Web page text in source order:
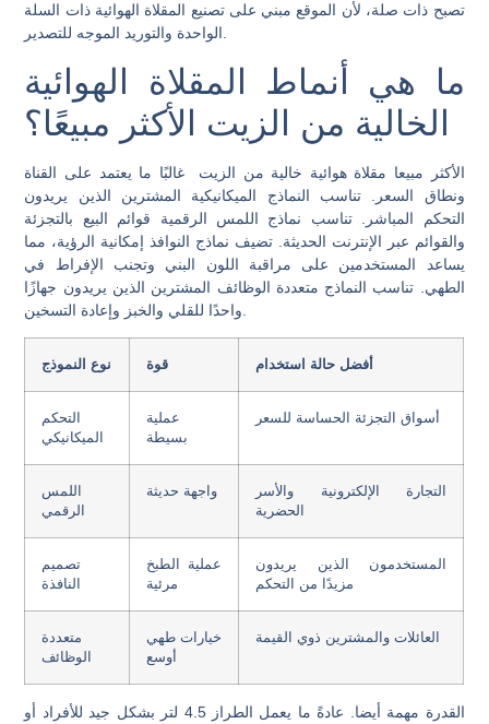
تصبح ذات صلة، لأن الموقع مبني على تصنيع المقلاة الهوائية ذات السلة
ما هي أنماط المقلاة الهوائية
الخالية من الزيت الأكثر مبيعًا؟
الأكثر مبيعا مقلاة هوائية خالية من الزيت
غالبًا ما يعتمد على القناة
ونطاق السعر. تناسب النماذج الميكانيكية المشترين الذين يريدون
التحكم المباشر. تناسب نماذج اللمس الرقمية قوائم البيع بالتجزئة
والقوائم عبر الإنترنت الحديثة. تضيف نماذج النوافذ إمكانية الرؤية، مما
يساعد المستخدمين على مراقبة اللون البني وتجنب الإفراط في
الطهي. تناسب النماذج متعددة الوظائف المشترين الذين يريدون جهازًا
نوع النموذج قوة أفضل حالة استخدام
التحكم
الميكانيكي
عملية
بسيطة
أسواق التجزئة الحساسة للسعر
اللمس
الرقمي
واجهة حديثة
التجارة الإلكترونية والأسر
الحضرية
تصميم
النافذة
عملية الطبخ
مرئية
المستخدمون الذين يريدون
مزيدًا من التحكم
متعددة
الوظائف
خيارات طهي
أوسع
العائلات والمشترين ذوي القيمة
القدرة مهمة أيضا. عادةً ما يعمل الطراز 4.5 لتر بشكل جيد للأفراد أو